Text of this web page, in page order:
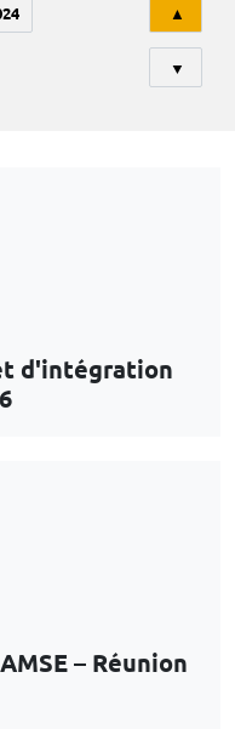
▲
▼
d'intégration
– Réunion